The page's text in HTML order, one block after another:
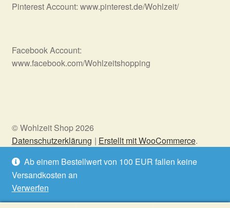
Ab einem Bestellwert von 100 EUR fallen keine
Versandkosten an
Verwerfen
Pinterest Account: www.pinterest.de/Wohlzeit/
Facebook Account:
www.facebook.com/Wohlzeitshopping
© Wohlzeit Shop 2026
Datenschutzerklärung
Erstellt mit WooCommerce.